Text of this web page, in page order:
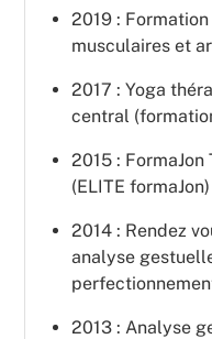
2019 :
musculaires et
2017 : Yoga
central
2015 :
(ELITE formaJon)
2014 : Rendez
analyse
2013 : Analyse